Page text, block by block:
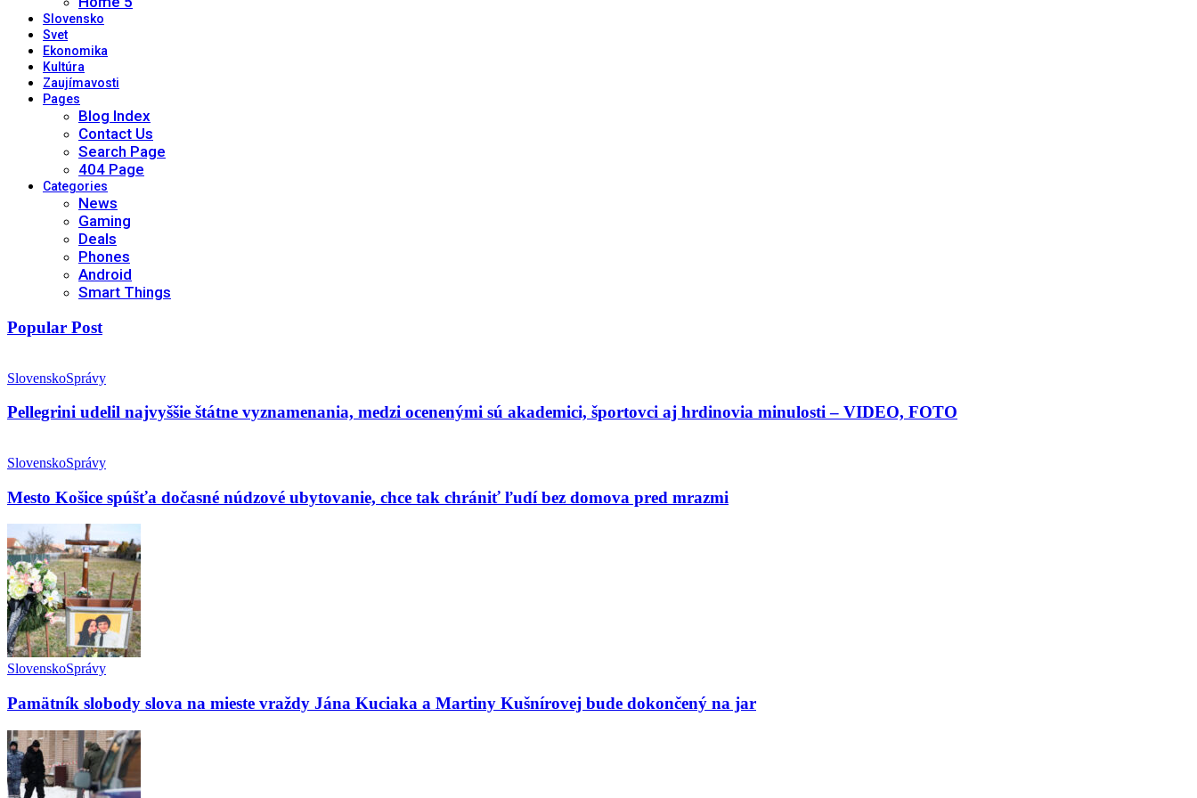
Slovensko
Svet
Ekonomika
Kultúra
Zaujímavosti
Pages
Blog Index
Contact Us
Search Page
404 Page
Categories
News
Gaming
Deals
Phones
Android
Smart Things
Popular Post
SlovenskoSprávy
Pellegrini udelil najvyššie štátne vyznamenania, medzi ocenenými sú akademici, športovci aj hrdinovia minulosti – VIDEO, FOTO
SlovenskoSprávy
Mesto Košice spúšťa dočasné núdzové ubytovanie, chce tak chrániť ľudí bez domova pred mrazmi
SlovenskoSprávy
Pamätník slobody slova na mieste vraždy Jána Kuciaka a Martiny Kušnírovej bude dokončený na jar